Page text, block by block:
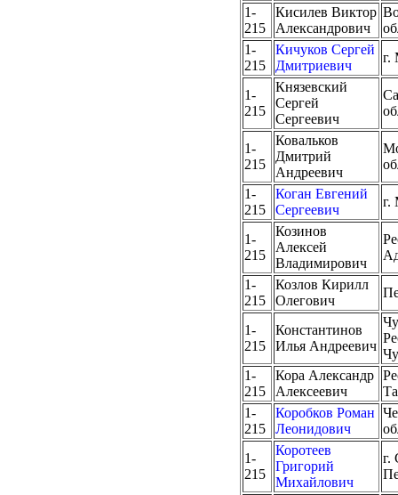
1-
215
Кисилев Виктор
Александрович
1-
215
Кичуков Сергей
Дмитриевич
г.
1-
215
Князевский
Сергей
Сергеевич
1-
215
Ковальков
Дмитрий
Андреевич
1-
215
Коган Евгений
Сергеевич
г.
1-
215
Козинов
Алексей
Владимирович
1-
215
Козлов Кирилл
Олегович
1-
215
Константинов
Илья Андреевич
1-
215
Кора Александр
Алексеевич
1-
215
Коробков Роман
Леонидович
1-
215
Коротеев
Григорий
Михайлович
г.